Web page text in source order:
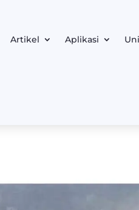
Artikel Aplikasi